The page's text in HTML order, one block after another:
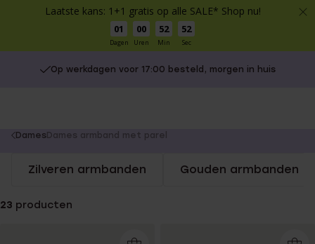
Laatste kans: 1+1 gratis op alle SALE* Shop nu!
01
Dagen
00
Uren
52
Min
52
Sec
Op werkdagen voor 17:00 besteld, morgen in huis
You
here:
DamesDames armband met parel
Zilveren armbanden Gouden armbanden
23 producten